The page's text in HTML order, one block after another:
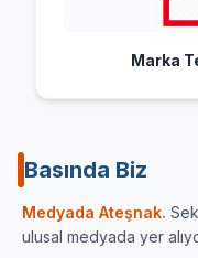
Marka
Basında Biz
Medyada Ateşnak.
ulusal medyada yer
Sektörün önde gelen
Ulaşımın Haberi